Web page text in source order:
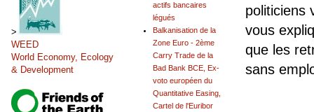
politiciens
vous
que les
sans
actifs bancaires
légués
Balkanisation de la
Zone Euro - 2ème
Carry Trade de la
Bad Bank BCE, Ex-
voto européen du
Quantitative Easing,
Cartel de l'Euribor
>
WEED
World Economy, Ecology
& Development